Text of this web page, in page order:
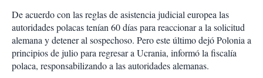
De acuerdo con las reglas de asistencia judicial europea las
autoridades polacas tenían 60 días para reaccionar a la solicitud
alemana y detener al sospechoso. Pero este último dejó Polonia a
principios de julio para regresar a Ucrania, informó la fiscalía
polaca, responsabilizando a las autoridades alemanas.